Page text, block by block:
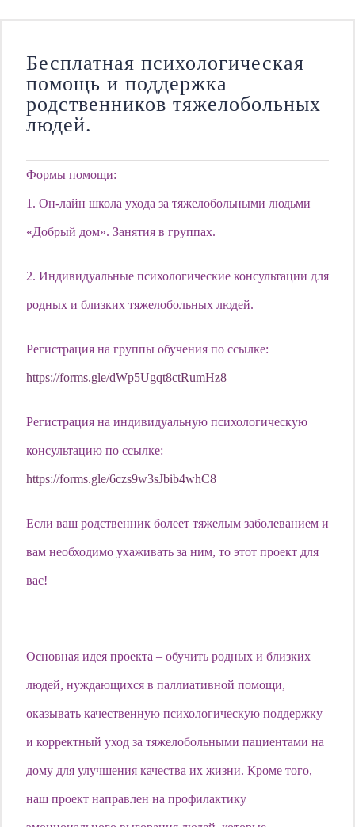
Бесплатная психологическая
помощь и поддержка
родственников тяжелобольных
людей.
Формы помощи:
1. Он-лайн школа ухода за тяжелобольными людьми
«Добрый дом». Занятия в группах.
2. Индивидуальные психологические консультации для
родных и близких тяжелобольных людей.
Регистрация на группы обучения по ссылке:
https://forms.gle/dWp5Ugqt8ctRumHz8
Регистрация на индивидуальную психологическую
консультацию по ссылке:
https://forms.gle/6czs9w3sJbib4whC8
Если ваш родственник болеет тяжелым заболеванием и
вам необходимо ухаживать за ним, то этот проект для
вас!
Основная идея проекта – обучить родных и близких
людей, нуждающихся в паллиативной помощи,
оказывать качественную психологическую поддержку
и корректный уход за тяжелобольными пациентами на
дому для улучшения качества их жизни. Кроме того,
наш проект направлен на профилактику